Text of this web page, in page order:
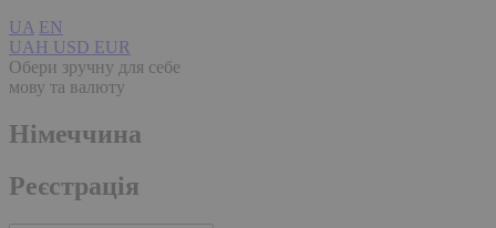
UA EN
UAH USD EUR
Обери зручну для себе
мову та валюту
Німеччина
Реєстрація